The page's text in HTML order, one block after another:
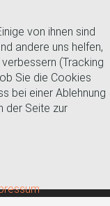
von ihnen sind
andere uns helfen,
(Tracking
Sie die Cookies
bei einer Ablehnung
der Seite zur